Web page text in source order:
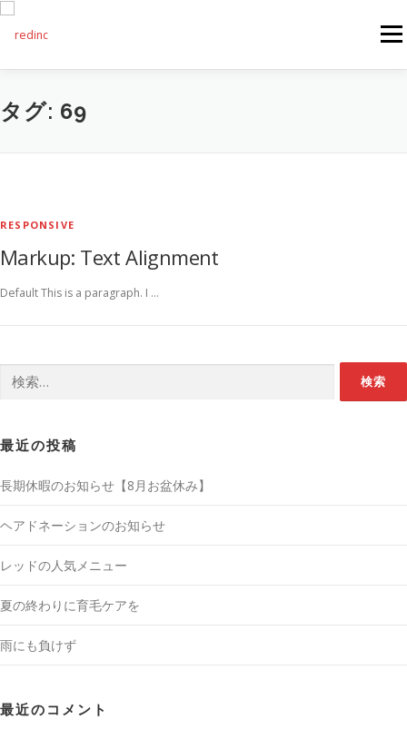
メニ
FEATURES
タグ: 69
RESPONSIVE
Markup: Text Alignment
Default This is a paragraph. I …
検索:
最近の投稿
長期休暇のお知らせ【8月お盆休み】
ヘアドネーションのお知らせ
レッドの人気メニュー
夏の終わりに育毛ケアを
雨にも負けず
最近のコメント